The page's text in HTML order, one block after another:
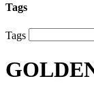
Tags
Tags